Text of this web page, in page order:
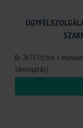
Br. 2675 Ft/óra +
támogatás)